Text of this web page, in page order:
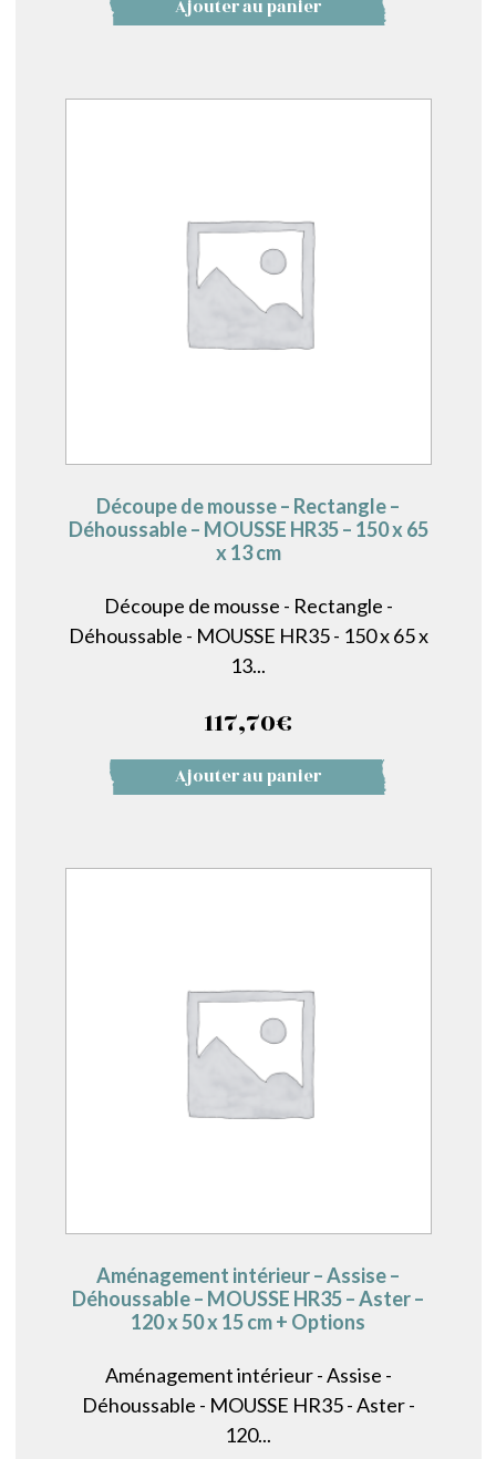
Ajouter au panier
Découpe de mousse – Rectangle –
Déhoussable – MOUSSE HR35 – 150 x 65
x 13 cm
Découpe de mousse - Rectangle -
Déhoussable - MOUSSE HR35 - 150 x 65 x
13...
117,70€
Ajouter au panier
Aménagement intérieur – Assise –
Déhoussable – MOUSSE HR35 – Aster –
120 x 50 x 15 cm + Options
Aménagement intérieur - Assise -
Déhoussable - MOUSSE HR35 - Aster -
120...